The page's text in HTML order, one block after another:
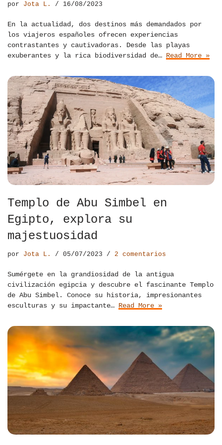
por Jota L. 16/08/2023
En la actualidad, dos destinos más demandados por
los viajeros españoles ofrecen experiencias
contrastantes y cautivadoras. Desde las playas
exuberantes y la rica biodiversidad de… Read More »
Templo de Abu Simbel en
Egipto, explora su
majestuosidad
por Jota L. 05/07/2023 2 comentarios
Sumérgete en la grandiosidad de la antigua
civilización egipcia y descubre el fascinante Templo
de Abu Simbel. Conoce su historia, impresionantes
esculturas y su impactante… Read More »